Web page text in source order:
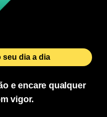
seu dia a dia
e encare qualquer
vigor.